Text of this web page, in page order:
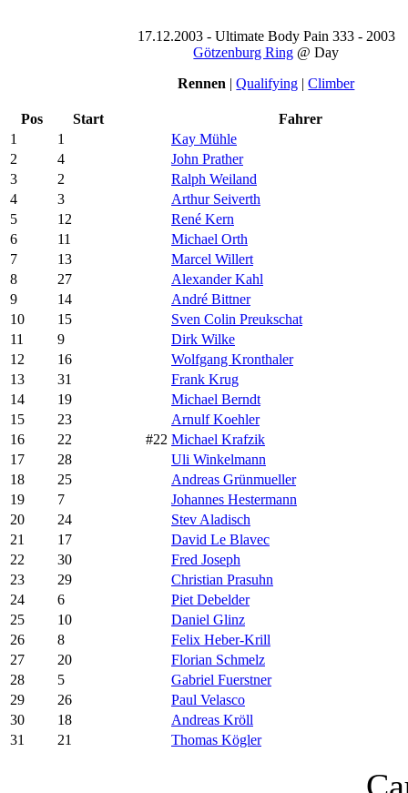
17.12.2003 - Ultimate Body Pain 333 - 2003
Götzenburg Ring @ Day
Rennen |Qualifying |Climber
Pos Start
Fahrer
1
1
Kay Mühle
2
4
John Prather
3
2
Ralph Weiland
4
3
Arthur Seiverth
5
12
René Kern
6
11
Michael Orth
7
13
Marcel Willert
8
27
Alexander Kahl
9
14
André Bittner
10
15
Sven Colin Preukschat
11
9
Dirk Wilke
12
16
Wolfgang Kronthaler
13
31
Frank Krug
14
19
Michael Berndt
15
23
Arnulf Koehler
16
22 #22 Michael Krafzik
17
28
Uli Winkelmann
18
25
Andreas Grünmueller
19
7
Johannes Hestermann
20
24
Stev Aladisch
21
17
David Le Blavec
22
30
Fred Joseph
23
29
Christian Prasuhn
24
6
Piet Debelder
25
10
Daniel Glinz
26
8
Felix Heber-Krill
27
20
Florian Schmelz
28
5
Gabriel Fuerstner
29
26
Paul Velasco
30
18
Andreas Kröll
31
21 Thomas Kögler